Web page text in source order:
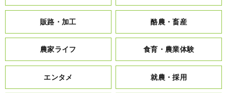
販路・加工 酪農・畜産
農家ライフ 食育・農業体験
エンタメ 就農・採用